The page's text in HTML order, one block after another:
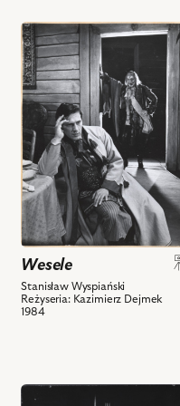
przejdź
do
obiektu
Wesele,
Na
zdjęciu:
Jan
Englert
-
Pan
Młody,
Andrzej
Żarnecki
-
Hetman
nim
Wesele
Stanisław Wyspiański
Reżyseria: Kazimierz Dejmek
1984
przejdź